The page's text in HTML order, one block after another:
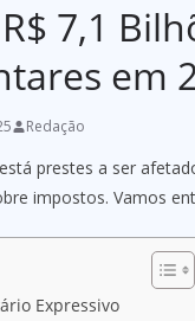
7,1
em
Redação
está prestes a ser
impostos. Vamos
Expressivo